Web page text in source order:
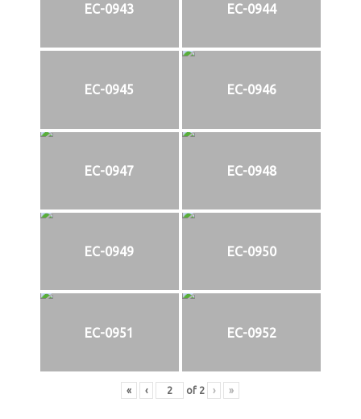
EC-0943 EC-0944
EC-0945 EC-0946
EC-0947 EC-0948
EC-0949 EC-0950
EC-0951 EC-0952
« ‹ of 2 › »